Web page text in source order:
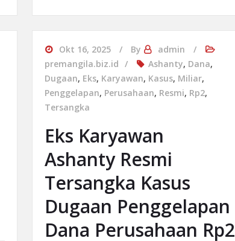
Okt 16, 2025 By
admin
premangila.biz.id
Ashanty, Dana,
Dugaan, Eks, Karyawan, Kasus, Miliar,
Penggelapan, Perusahaan, Resmi, Rp2,
Tersangka
Eks Karyawan
Ashanty Resmi
Tersangka Kasus
Dugaan Penggelapan
Dana Perusahaan Rp2